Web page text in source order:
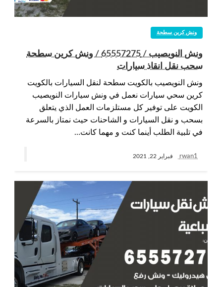
ونش كرين سطحة
ونش النويصيب / 65557275 / ونش كرين سطحة
سحب نقل انقاذ سيارات
ونش النويصيب بالكويت سطحة لنقل السيارات بالكويت
كرين سحي سيارات نعمل في ونش سيارات النويصيب
الكويت على توفير كل مستلزمات العمل الذي يتعلق
بسحب و نقل السيارات و الشاحنات حيث نمتاز بالسرعة
في تلبية الطلب أينما كنت و مهما كانت…
rwan1 فبراير 22, 2021